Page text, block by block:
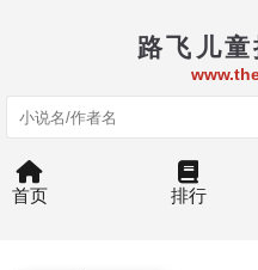
路飞儿童
首页 排行